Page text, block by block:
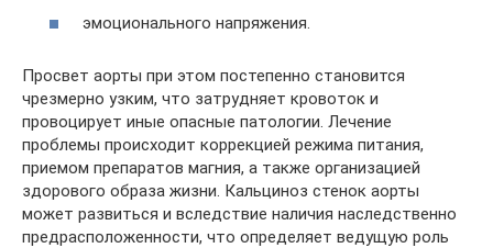
эмоционального напряжения.
Просвет аорты при этом постепенно становится
чрезмерно узким, что затрудняет кровоток и
провоцирует иные опасные патологии. Лечение
проблемы происходит коррекцией режима питания,
приемом препаратов магния, а также организацией
здорового образа жизни. Кальциноз стенок аорты
может развиться и вследствие наличия наследственно
предрасположенности, что определяет ведущую роль